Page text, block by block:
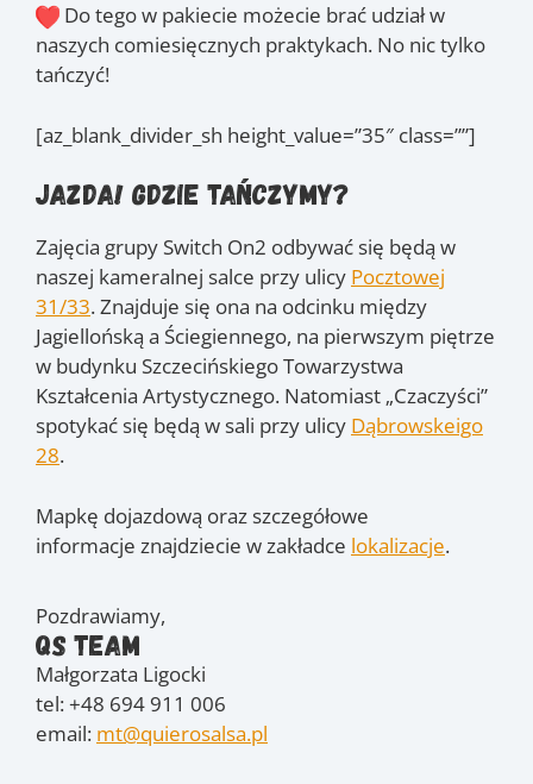
Do tego w pakiecie możecie brać udział w
naszych comiesięcznych praktykach. No nic tylko
tańczyć!
[az_blank_divider_sh height_value=”35″ class=””]
Jazda! Gdzie tańczymy?
Zajęcia grupy Switch On2 odbywać się będą w
naszej kameralnej salce przy ulicy Pocztowej
31/33. Znajduje się ona na odcinku między
Jagiellońską a Ściegiennego, na pierwszym piętrze
w budynku Szczecińskiego Towarzystwa
Kształcenia Artystycznego. Natomiast „Czaczyści”
spotykać się będą w sali przy ulicy Dąbrowskeigo
28.
Mapkę dojazdową oraz szczegółowe
informacje znajdziecie w zakładce lokalizacje.
Pozdrawiamy,
QS Team
Małgorzata Ligocki
tel: +48 694 911 006
email: mt@quierosalsa.pl